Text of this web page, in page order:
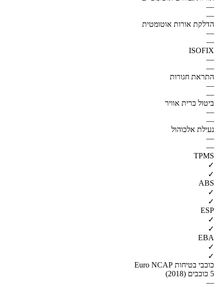
—
—
הדלקת אורות אוטומטית
—
—
ISOFIX
—
—
התראת חגורות
—
—
ביטול כרית אוויר
—
—
נעילת אלכוהול
—
—
TPMS
✓
✓
ABS
✓
✓
ESP
✓
✓
EBA
✓
✓
כוכבי בטיחות Euro NCAP
5 כוכבים (2018)
—